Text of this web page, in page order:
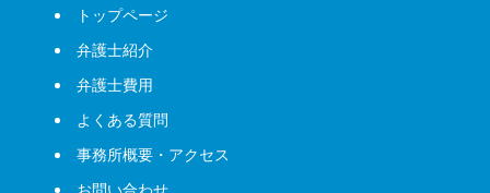
トップページ
弁護士紹介
弁護士費用
よくある質問
事務所概要・アクセス
お問い合わせ